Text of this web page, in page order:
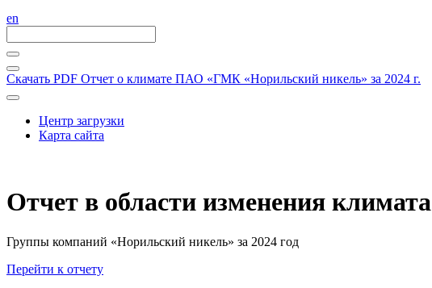
en
Скачать PDF Отчет о климате ПАО «ГМК «Норильский никель» за 2024 г.
Центр загрузки
Карта сайта
Отчет в области изменения климата
Группы компаний «Норильский никель» за 2024 год
Перейти к отчету